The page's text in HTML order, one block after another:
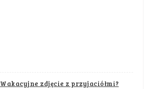
Wakacyjne zdjęcie z przyjaciółmi?